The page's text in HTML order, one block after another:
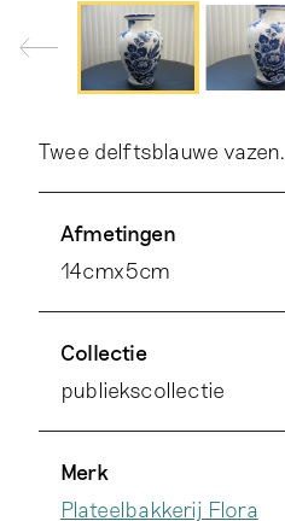
Twee delftsblauwe vazen.
Afmetingen
14cmx5cm
Collectie
publiekscollectie
Merk
Plateelbakkerij Flora